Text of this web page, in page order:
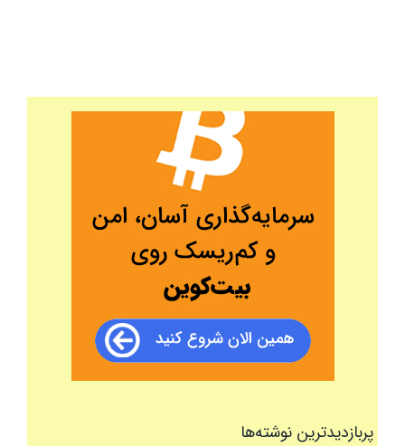
پربازدیدترین نوشته‌ها